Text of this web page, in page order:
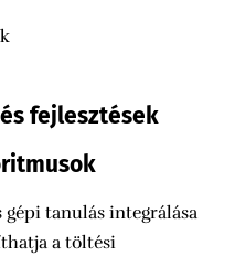
fejlesztések
gépi tanulás integrálása
a töltési